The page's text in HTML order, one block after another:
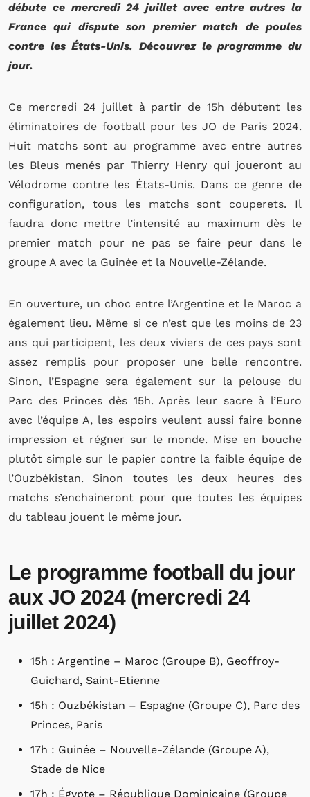
débute ce mercredi 24 juillet avec entre autres la
France qui dispute son premier match de poules
contre les États-Unis. Découvrez le programme du
jour.
Ce mercredi 24 juillet à partir de 15h débutent les
éliminatoires de football pour les JO de Paris 2024.
Huit matchs sont au programme avec entre autres
les Bleus menés par Thierry Henry qui joueront au
Vélodrome contre les États-Unis. Dans ce genre de
configuration, tous les matchs sont couperets. Il
faudra donc mettre l’intensité au maximum dès le
premier match pour ne pas se faire peur dans le
groupe A avec la Guinée et la Nouvelle-Zélande.
En ouverture, un choc entre l’Argentine et le Maroc a
également lieu. Même si ce n’est que les moins de 23
ans qui participent, les deux viviers de ces pays sont
assez remplis pour proposer une belle rencontre.
Sinon, l’Espagne sera également sur la pelouse du
Parc des Princes dès 15h. Après leur sacre à l’Euro
avec l’équipe A, les espoirs veulent aussi faire bonne
impression et régner sur le monde. Mise en bouche
plutôt simple sur le papier contre la faible équipe de
l’Ouzbékistan. Sinon toutes les deux heures des
matchs s’enchaineront pour que toutes les équipes
du tableau jouent le même jour.
Le programme football du jour
aux JO 2024 (mercredi 24
juillet 2024)
15h : Argentine – Maroc (Groupe B), Geoffroy-
Guichard, Saint-Etienne
15h : Ouzbékistan – Espagne (Groupe C), Parc des
Princes, Paris
17h : Guinée – Nouvelle-Zélande (Groupe A),
Stade de Nice
17h : Égypte – République Dominicaine (Groupe